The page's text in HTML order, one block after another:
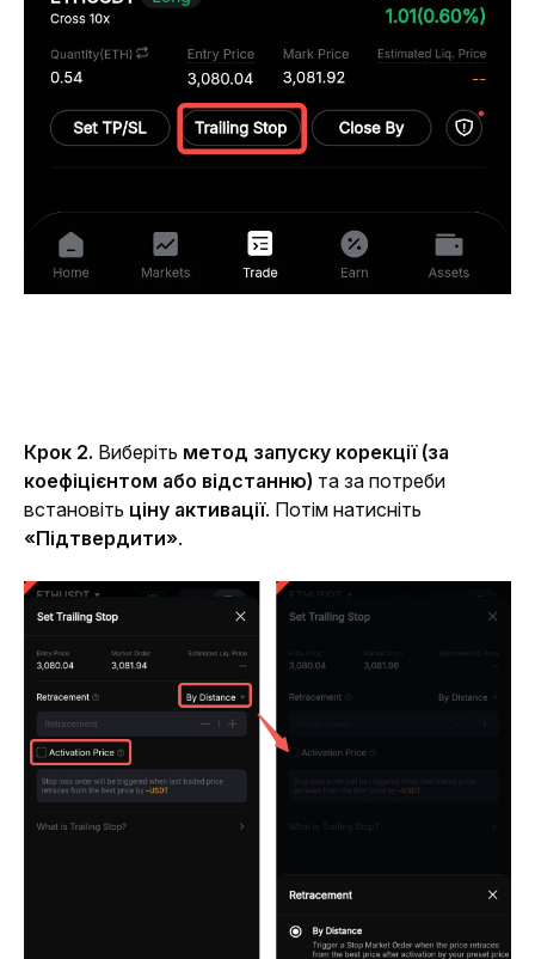
Крок 2. Виберіть метод запуску корекції (за
коефіцієнтом або відстанню) та за потреби
встановіть ціну активації
«Підтвердити».